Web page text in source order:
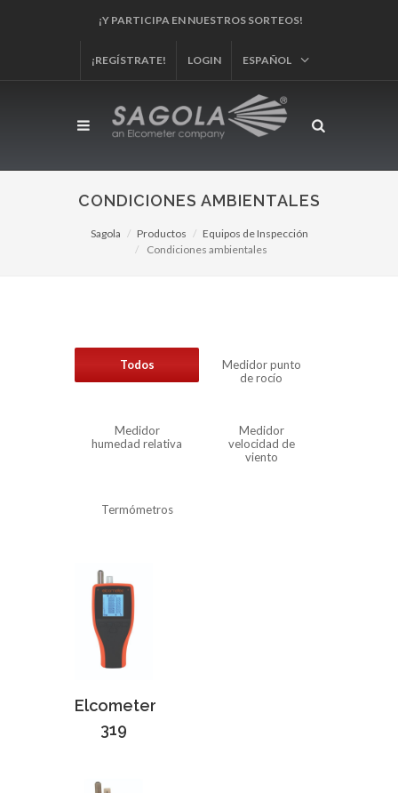
¡Y PARTICIPA EN NUESTROS SORTEOS!
¡REGÍSTRATE! LOGIN ESPAÑOL
CONDICIONES AMBIENTALES
Sagola Productos
Equipos de Inspección
Condiciones ambientales
Todos
Medidor punto
de rocío
Medidor
humedad relativa
Medidor
velocidad de
viento
Termómetros
Elcometer
319